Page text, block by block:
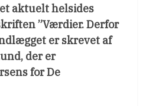
aktuelt helsides
”Værdier. Derfor
er skrevet af
der er
for De